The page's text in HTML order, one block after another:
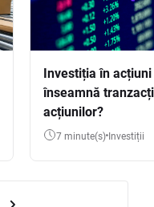
Investiția în
înseamnă
acțiunilor?
7 minute(s) Investiții